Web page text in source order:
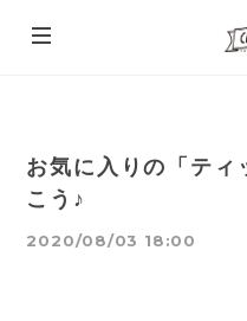
お気に入りの「ティ
こう♪
2020/08/03 18:00